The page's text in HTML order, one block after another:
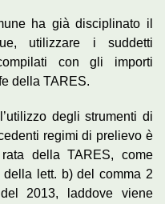
ha già disciplinato il
utilizzare i suddetti
con gli importi
della TARES.
degli strumenti di
regimi di prelievo è
della TARES, come
lett. b) del comma 2
2013, laddove viene